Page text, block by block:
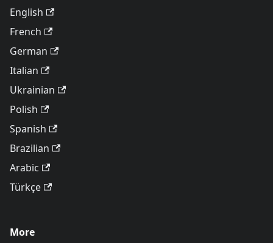
English
French
German
Italian
Ukrainian
Polish
Spanish
Brazilian
Arabic
Türkçe
More